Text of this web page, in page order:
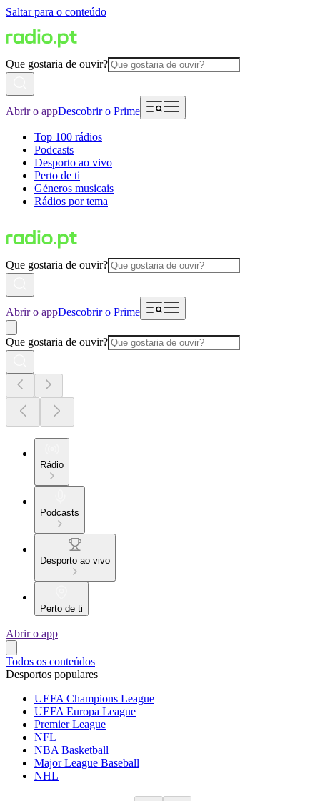
Saltar para o conteúdo
Que gostaria de ouvir?
Abrir o appDescobrir o Prime
Top 100 rádios
Podcasts
Desporto ao vivo
Perto de ti
Géneros musicais
Rádios por tema
Que gostaria de ouvir?
Abrir o appDescobrir o Prime
Que gostaria de ouvir?
Rádio
Podcasts
Desporto ao vivo
Perto de ti
Abrir o app
Todos os conteúdos
Desportos populares
UEFA Champions League
UEFA Europa League
Premier League
NFL
NBA Basketball
Major League Baseball
NHL